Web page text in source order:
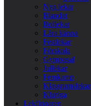
Nya lekar
Blandat
Bollekar
Lära känna
Festlekar
Förskola
Gympasal
Jullekar
Femkamp
Klassrumslekar
Kluriga
Lekfinnaren